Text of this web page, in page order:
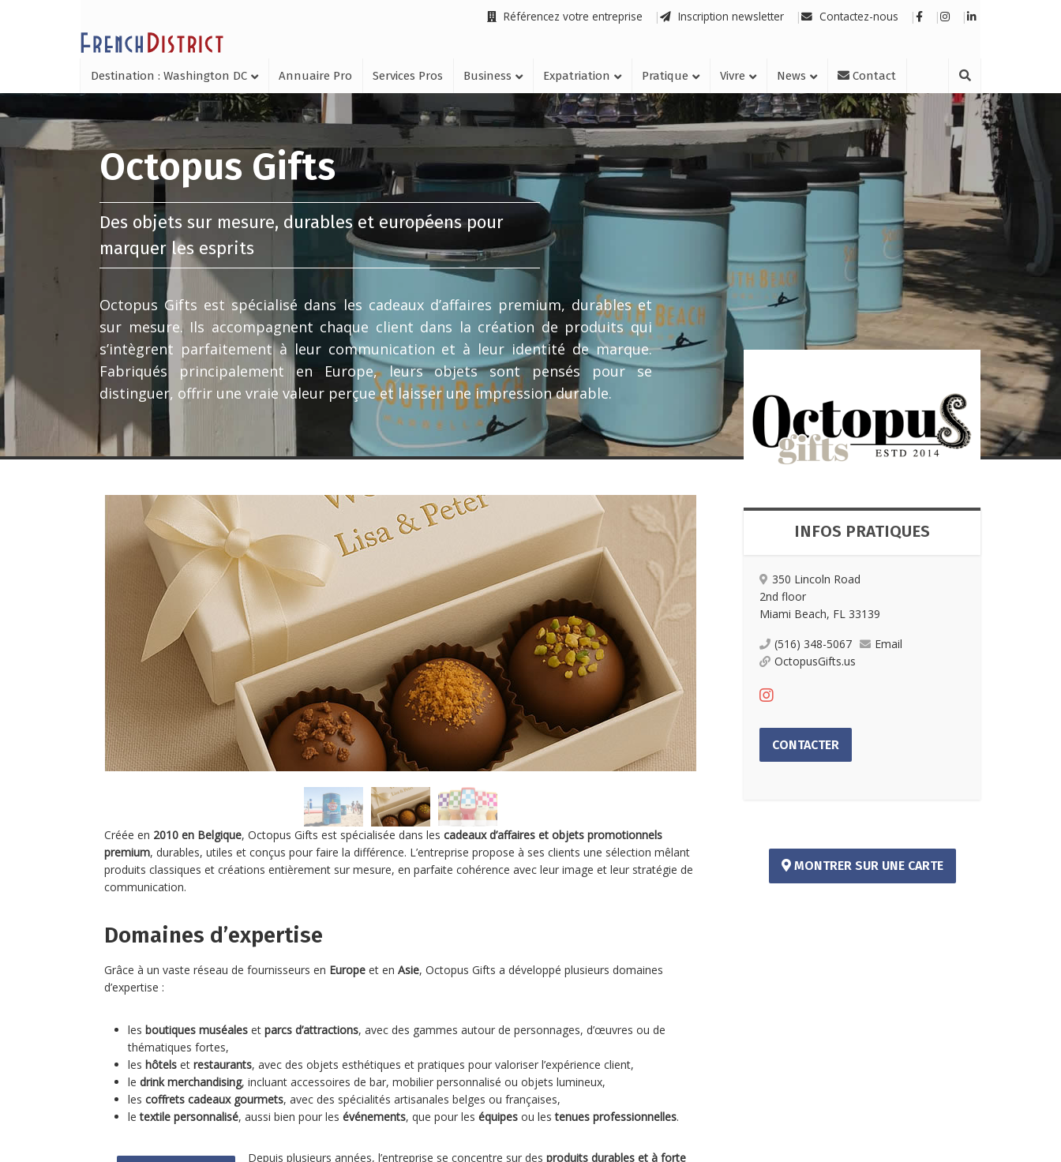
Référencez votre entreprise Inscription newsletter Contactez-nous
Destination : Washington DC Annuaire Pro Services Pros Business Expatriation Pratique Vivre News Contact
Octopus Gifts
Des objets sur mesure, durables et européens pour
marquer les esprits
Octopus Gifts est spécialisé dans les cadeaux d’affaires premium, durables et
sur mesure. Ils accompagnent chaque client dans la création de produits qui
s’intègrent parfaitement à leur communication et à leur identité de marque.
Fabriqués principalement en Europe, leurs objets sont pensés pour se
distinguer, offrir une vraie valeur perçue et laisser une impression durable.
Créée en 2010 en Belgique, Octopus Gifts est spécialisée dans les cadeaux d’affaires et objets promotionnels
premium, durables, utiles et conçus pour faire la différence. L’entreprise propose à ses clients une sélection mêlant
produits classiques et créations entièrement sur mesure, en parfaite cohérence avec leur image et leur stratégie de
communication.
Domaines d’expertise
Grâce à un vaste réseau de fournisseurs en Europe et en Asie, Octopus Gifts a développé plusieurs domaines
d’expertise :
les boutiques muséales et parcs d’attractions, avec des gammes autour de personnages, d’œuvres ou de
thématiques fortes,
les hôtels et restaurants, avec des objets esthétiques et pratiques pour valoriser l’expérience client,
le drink merchandising, incluant accessoires de bar, mobilier personnalisé ou objets lumineux,
les coffrets cadeaux gourmets, avec des spécialités artisanales belges ou françaises,
letextile personnalisé, aussi bien pour les événements, que pour les équipes ou lestenues professionnelles.
Depuis plusieurs années, l’entreprise se concentre sur des produits durables et à forte
INFOS PRATIQUES
350 Lincoln Road
2nd floor
Miami Beach, FL 33139
(516) 348-5067
Email
OctopusGifts.us
CONTACTER
MONTRER SUR UNE CARTE